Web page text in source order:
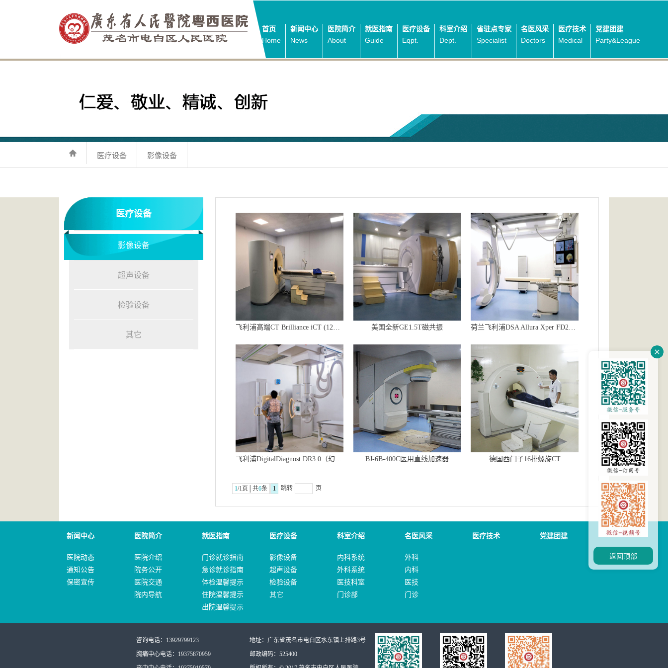
首页
Home
新闻中心
News
医院简介
About
就医指南
Guide
医疗设备
Eqpt.
科室介绍
Dept.
省驻点专家
Specialist
名医风采
Doctors
医疗技术
Medical
党建团建
Party&League
医疗设备 影像设备
医疗设备
影像设备
超声设备
检验设备
其它
飞利浦高端CT Brilliance iCT (128排256层) 美国全新GE1.5T磁共振 荷兰飞利浦DSA Allura Xper FD20（大C臂）
飞利浦DigitalDiagnost DR3.0（幻影） BJ-6B-400C医用直线加速器 德国西门子16排螺旋CT
1/1页│共6条 1 跳转 页
新闻中心 医院简介 就医指南 医疗设备 科室介绍 名医风采 医疗技术 党建团建
医院动态
通知公告
保密宣传
医院介绍
院务公开
医院交通
院内导航
门诊就诊指南
急诊就诊指南
体检温馨提示
住院温馨提示
出院温馨提示
影像设备
超声设备
检验设备
其它
内科系统
外科系统
医技科室
门诊部
外科
内科
医技
门诊
咨询电话：13929799123
胸痛中心电话：19375870959
地址：广东省茂名市电白区水东镇上排路3号
邮政编码：525400
返回顶部